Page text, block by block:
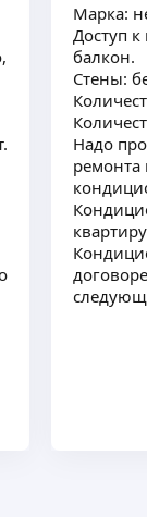
Марка:
Доступ
балкон.
Стены:
Надо
ремонта